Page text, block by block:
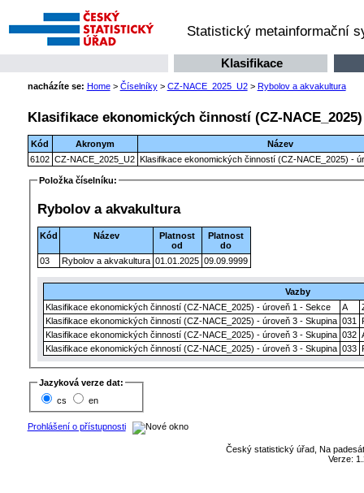
Statistický metainformační
Klasifikace
nacházíte se: Home> Číselníky> CZ-NACE_2025_U2> Rybolov a akvakultura
Klasifikace ekonomických činností (CZ-
Kód Akronym
Název
6102 CZ-NACE_2025_U2 Klasifikace ekonomických činností (CZ-NACE_2025) -
Položka číselníku:
Rybolov a akvakultura
Kód Název
Platnost
od
Platnost
do
03
Rybolov a akvakultura 01.01.2025 09.09.9999
Vazby
Klasifikace ekonomických činností (CZ-NACE_2025) - úroveň 1 - Sekce
A
Klasifikace ekonomických činností (CZ-NACE_2025) - úroveň 3 - Skupina 031
Klasifikace ekonomických činností (CZ-NACE_2025) - úroveň 3 - Skupina 032
Klasifikace ekonomických činností (CZ-NACE_2025) - úroveň 3 - Skupina 033
Jazyková verze dat:
cs
en
Prohlášení o přístupnosti
Český statistický úřad, Na
Verze: